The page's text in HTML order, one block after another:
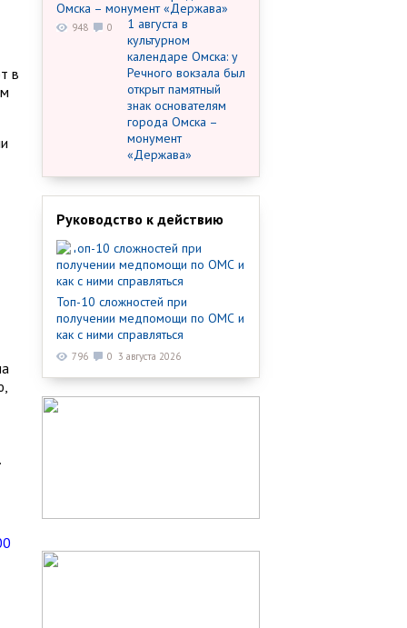
в
1 августа в
культурном
календаре Омска: у
Речного вокзала был
открыт памятный
знак основателям
города Омска –
монумент
«Держава»
948 0
Руководство к действию
Топ-10 сложностей при
получении медпомощи по ОМС и
как с ними справляться
796 0 3 августа 2026